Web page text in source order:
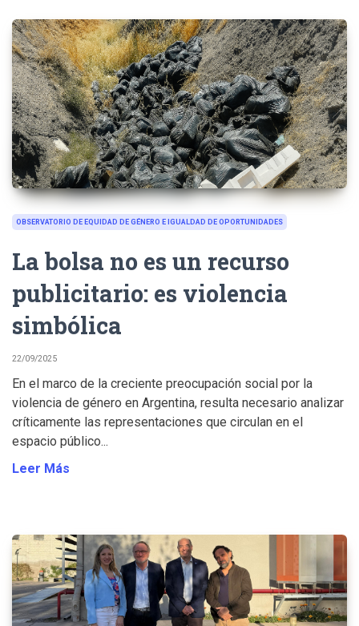
OBSERVATORIO DE EQUIDAD DE GÉNERO E IGUALDAD DE OPORTUNIDADES
La bolsa no es un recurso
publicitario: es violencia
simbólica
22/09/2025
En el marco de la creciente preocupación social por la
violencia de género en Argentina, resulta necesario analizar
críticamente las representaciones que circulan en el
espacio público...
Leer Más